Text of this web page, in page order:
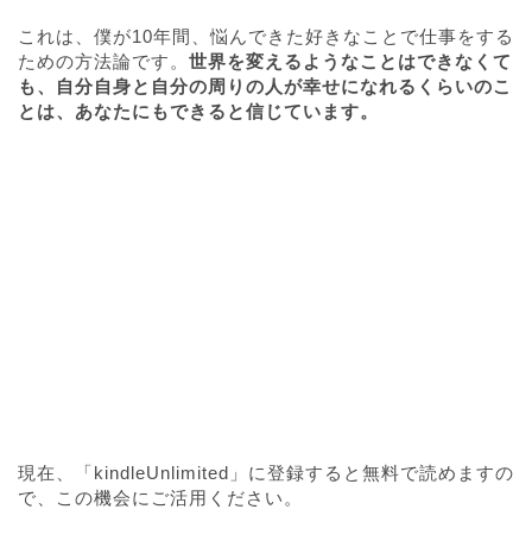
これは、僕が10年間、悩んできた好きなことで仕事をする
ための方法論です。 世界を変えるようなことはできなくて
も、自分自身と自分の周りの人が幸せになれるくらいのこ
とは、あなたにもできると信じています。
現在、「kindleUnlimited」に登録すると無料で読めますの
で、この機会にご活用ください。